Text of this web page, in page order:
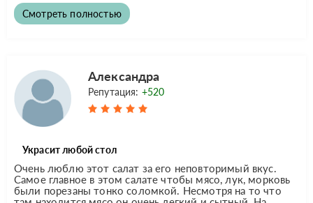
Смотреть полностью
Александра
Репутация: +520
Украсит любой стол
Очень люблю этот салат за его неповторимый вкус.
Самое главное в этом салате чтобы мясо, лук, морковь
были порезаны тонко соломкой. Несмотря на то что